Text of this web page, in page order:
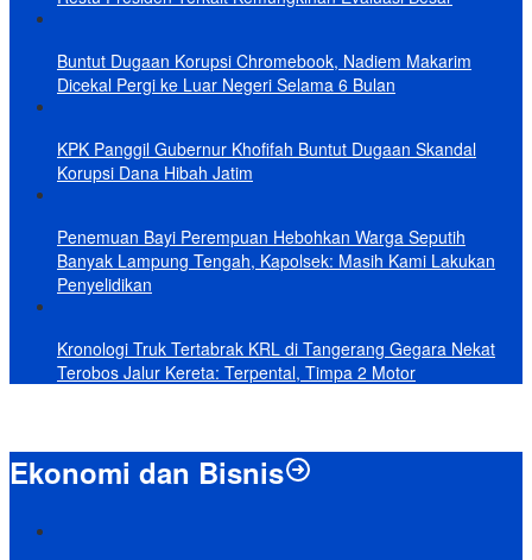
Buntut Dugaan Korupsi Chromebook, Nadiem Makarim
Dicekal Pergi ke Luar Negeri Selama 6 Bulan
KPK Panggil Gubernur Khofifah Buntut Dugaan Skandal
Korupsi Dana Hibah Jatim
Penemuan Bayi Perempuan Hebohkan Warga Seputih
Banyak Lampung Tengah, Kapolsek: Masih Kami Lakukan
Penyelidikan
Kronologi Truk Tertabrak KRL di Tangerang Gegara Nekat
Terobos Jalur Kereta: Terpental, Timpa 2 Motor
Ekonomi dan Bisnis